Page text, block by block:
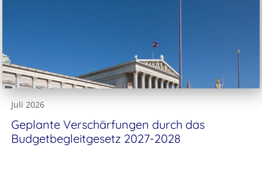
Juli 2026
Geplante Verschärfungen durch das
Budgetbegleitgesetz 2027-2028